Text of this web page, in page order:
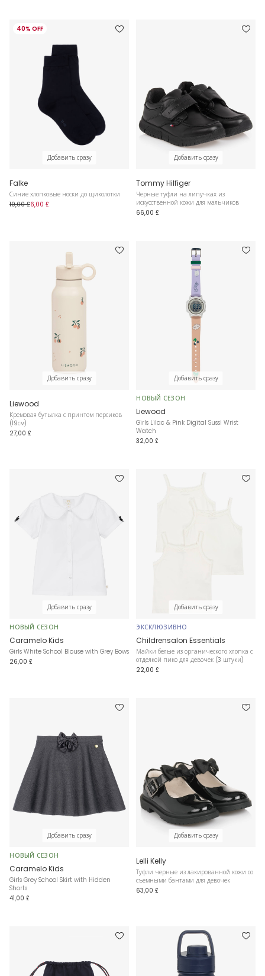
40% OFF
Добавить сразу
Falke
Синие хлопковые носки до щиколотки
10,00 £6,00 £
Добавить сразу
Tommy Hilfiger
Черные туфли на липучках из
искусственной кожи для мальчиков
66,00 £
Добавить сразу
Liewood
Кремовая бутылка с принтом персиков
(19см)
27,00 £
Добавить сразу
НОВЫЙ СЕЗОН
Liewood
Girls Lilac & Pink Digital Sussi Wrist
Watch
32,00 £
Добавить сразу
НОВЫЙ СЕЗОН
Caramelo Kids
Girls White School Blouse with Grey Bows
26,00 £
Добавить сразу
ЭКСКЛЮЗИВНО
Childrensalon Essentials
Майки белые из органического хлопка с
отделкой пико для девочек (3 штуки)
22,00 £
Добавить сразу
НОВЫЙ СЕЗОН
Caramelo Kids
Girls Grey School Skirt with Hidden
Shorts
41,00 £
Добавить сразу
Lelli Kelly
Туфли черные из лакированной кожи со
съемными бантами для девочек
63,00 £